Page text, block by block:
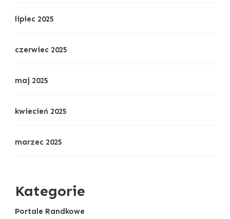
lipiec 2025
czerwiec 2025
maj 2025
kwiecień 2025
marzec 2025
Kategorie
Portale Randkowe